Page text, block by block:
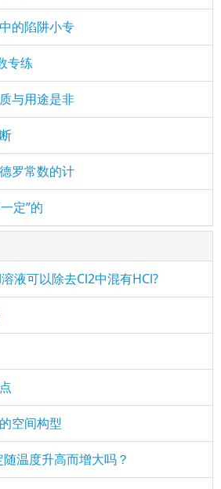
的陷阱小专
专练
与用途是非
罗常数的计
定”的
液可以除去Cl2中混有HCl?
空间构型
温度升高而增大吗？